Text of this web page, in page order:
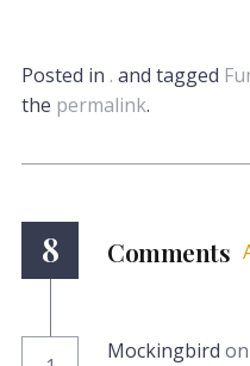
Posted in . and tagged
the permalink.
8 Comments
Mockingbird